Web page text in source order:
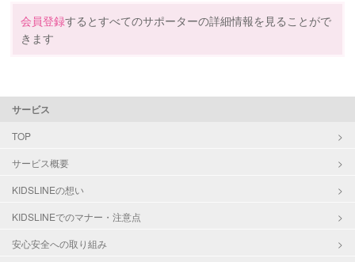
会員登録するとすべてのサポーターの詳細情報を見ることがで
きます
サービス
TOP
サービス概要
KIDSLINEの想い
KIDSLINEでのマナー・注意点
安心安全への取り組み